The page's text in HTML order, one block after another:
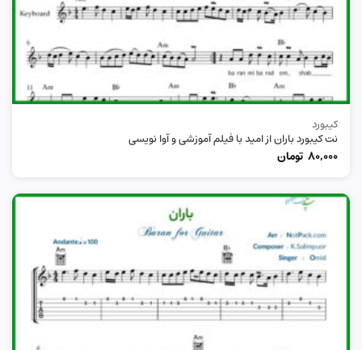
کیبورد
نت کیبورد باران از امید با فیلم آموزشی و آوا نویسی
80,000 تومان